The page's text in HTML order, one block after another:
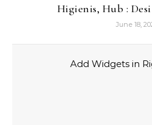
Higienis, Hub : Desi
June 18,
Add Widgets in